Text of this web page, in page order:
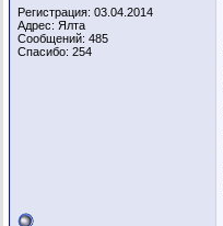
Регистрация: 03.04.2014
Адрес: Ялта
Сообщений: 485
Спасибо: 254